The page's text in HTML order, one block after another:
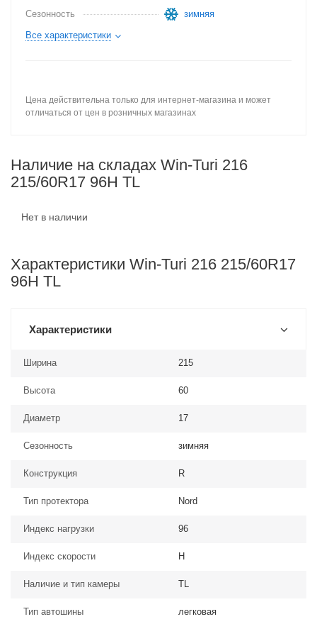
Сезонность
зимняя
Все характеристики
Цена действительна только для интернет-магазина и может
отличаться от цен в розничных магазинах
Наличие на складах Win-Turi 216
215/60R17 96H TL
Нет в наличии
Характеристики Win-Turi 216 215/60R17
96H TL
Характеристики
Ширина 215
Высота 60
Диаметр 17
Сезонность зимняя
Конструкция R
Тип протектора Nord
Индекс нагрузки 96
Индекс скорости H
Наличие и тип камеры TL
Тип автошины легковая